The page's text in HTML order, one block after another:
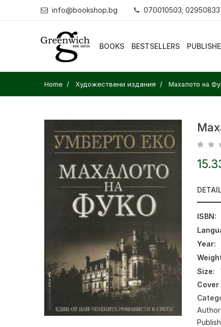
info@bookshop.bg 070010503;
BOOKS BESTSELLERS
Home Художествени издания Махалото на
ISBN:
Year:
Size:
Cover
Author: